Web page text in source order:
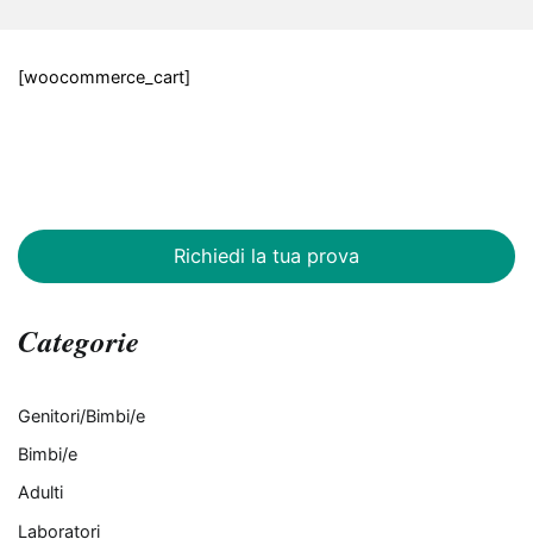
[woocommerce_cart]
Richiedi la tua prova
Categorie
Genitori/Bimbi/e
Bimbi/e
Adulti
Laboratori